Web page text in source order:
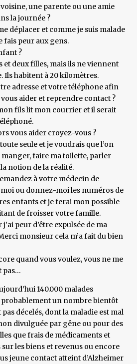
voisine, une parente ou une amie
la journée ?
déplacer et comme je suis malade
fais peur aux gens.
?
et deux filles, mais ils ne viennent
Ils habitent à 20 kilomètres.
adresse et votre téléphone afin
aider et reprendre contact ?
fils lit mon courrier et il serait
vous aider croyez-vous ?
seule et je voudrais que l’on
manger, faire ma toilette, parler
notion de la réalité.
à votre médecin de
ou donnez-moi les numéros de
enfants et je ferai mon possible
de froisser votre famille.
peur d’être expulsée de ma
monsieur cela m’a fait du bien
quand vous voulez, vous ne me
pas…
140.000 malades
probablement un nombre bientôt
décelés, dont la maladie est mal
divulguée par gêne ou pour des
que frais de médicaments et
les biens et revenus ou encore
jeune contact atteint d’Alzheimer